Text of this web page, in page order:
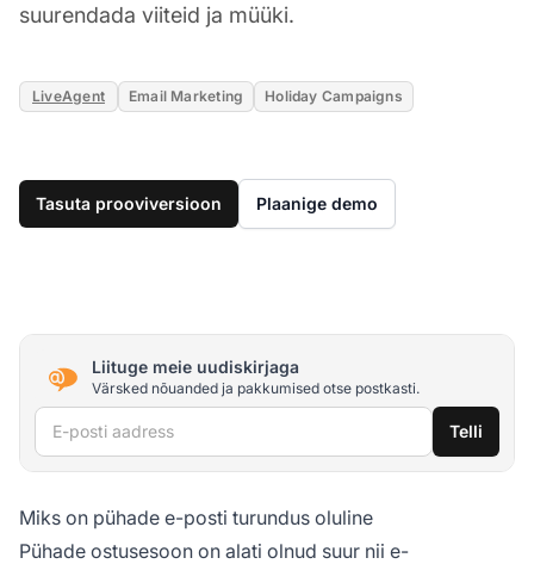
suurendada viiteid ja müüki.
LiveAgent Email Marketing Holiday Campaigns
Tasuta prooviversioon Plaanige demo
Liituge meie uudiskirjaga
Värsked nõuanded ja pakkumised otse postkasti.
E-posti aadress Telli
Miks on pühade e-posti turundus oluline
Pühade ostusesoon on alati olnud suur nii e-